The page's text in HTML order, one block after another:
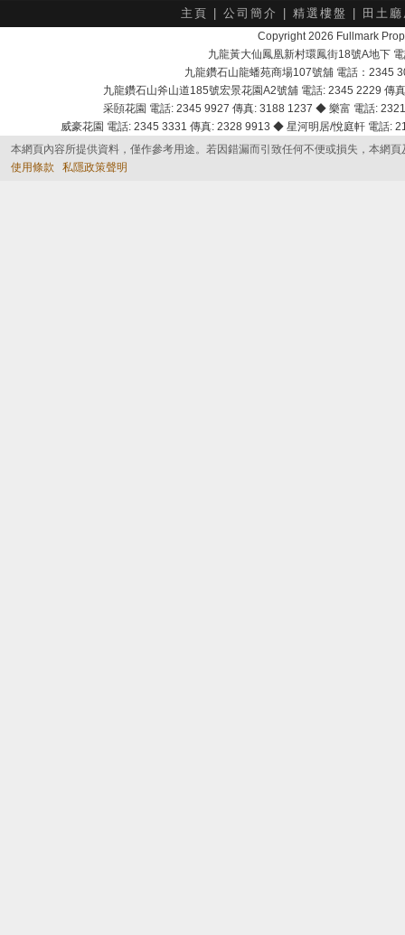
主頁 公司簡介 精選樓盤 田土
Copyright 2026 Fullmark
九龍黃大仙鳳凰新村環鳳街18號A地下
九龍鑽石山龍蟠苑商場107號舖 電話：2345
九龍鑽石山斧山道185號宏景花園A2號舖 電話: 2345 2229
采頣花園 電話: 2345 9927 傳真: 3188 1237 ◆ 樂富 電話:
威豪花園 電話: 2345 3331 傳真: 2328 9913 ◆ 星河明居/悅庭軒 電話
本網頁內容所提供資料，僅作參考用途。若因錯漏而引致任何不便或損失，本網
使用條款
私隱政策聲明